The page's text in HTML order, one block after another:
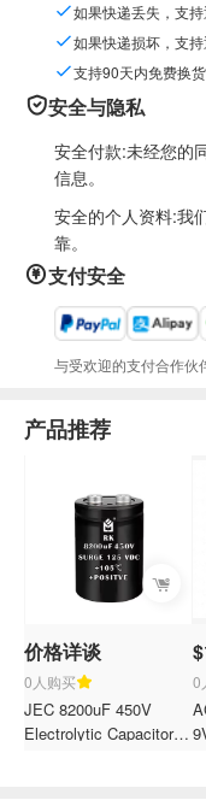
如果快递丢失，支
如果快递损坏，支
支持90天内免费换货
安全与隐私
安全付款:未经您的
信息。
安全的个人资料:我
靠。
支付安全
与受欢迎的支付合作伙
产品推荐
价格详谈
0人购买
JEC 8200uF 450V
Electrolytic Capacitor
0